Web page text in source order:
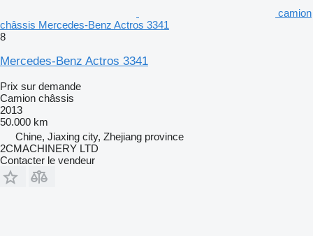
camion
châssis Mercedes-Benz Actros 3341
8
Mercedes-Benz Actros 3341
Prix sur demande
Camion châssis
2013
50.000 km
Chine, Jiaxing city, Zhejiang province
2CMACHINERY LTD
Contacter le vendeur